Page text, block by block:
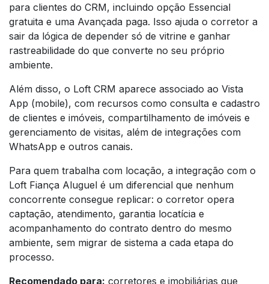
para clientes do CRM, incluindo opção Essencial
gratuita e uma Avançada paga. Isso ajuda o corretor a
sair da lógica de depender só de vitrine e ganhar
rastreabilidade do que converte no seu próprio
ambiente.
Além disso, o Loft CRM aparece associado ao Vista
App (mobile), com recursos como consulta e cadastro
de clientes e imóveis, compartilhamento de imóveis e
gerenciamento de visitas, além de integrações com
WhatsApp e outros canais.
Para quem trabalha com locação, a integração com o
Loft Fiança Aluguel é um diferencial que nenhum
concorrente consegue replicar: o corretor opera
captação, atendimento, garantia locatícia e
acompanhamento do contrato dentro do mesmo
ambiente, sem migrar de sistema a cada etapa do
processo.
Recomendado para: corretores e imobiliárias que